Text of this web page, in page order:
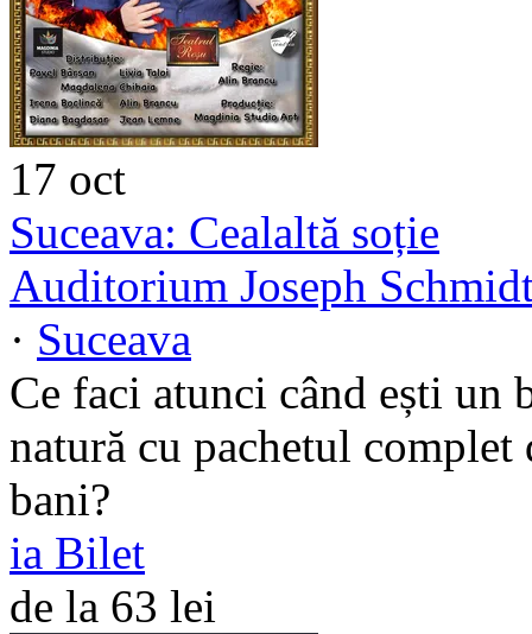
17 oct
Suceava: Cealaltă soție
Auditorium Joseph
· Suceava
Ce faci atunci când ești un
natură cu pachetul complet
bani?
ia Bilet
de la 63 lei